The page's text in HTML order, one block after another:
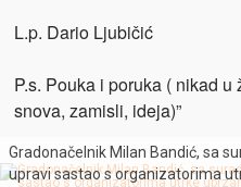
L.p. Dario Ljubičić
P.s. Pouka i poruka ( nikad
snova, zamisli, ideja)”
Gradonačelnik Milan Bandić, sa
upravi sastao s organizatorima